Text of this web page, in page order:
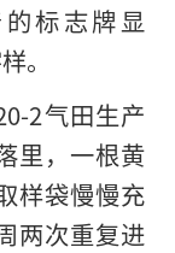
标志牌显
。
2气田生产
里，一根黄
样袋慢慢充
两次重复进